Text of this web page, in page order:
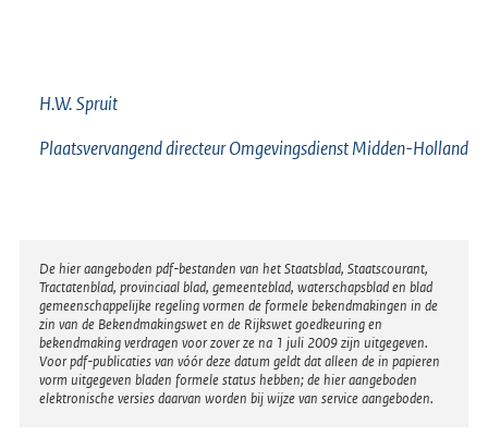
H.W. Spruit
Plaatsvervangend directeur Omgevingsdienst Midden-Holland
Disclaimer
De hier aangeboden pdf-bestanden van het Staatsblad, Staatscourant,
Tractatenblad, provinciaal blad, gemeenteblad, waterschapsblad en blad
gemeenschappelijke regeling vormen de formele bekendmakingen in de
zin van de Bekendmakingswet en de Rijkswet goedkeuring en
bekendmaking verdragen voor zover ze na 1 juli 2009 zijn uitgegeven.
Voor pdf-publicaties van vóór deze datum geldt dat alleen de in papieren
vorm uitgegeven bladen formele status hebben; de hier aangeboden
elektronische versies daarvan worden bij wijze van service aangeboden.